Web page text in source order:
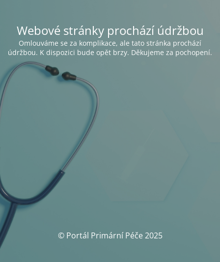
Webové stránky prochází údržbou
Omlouváme se za komplikace, ale tato stránka prochází
údržbou. K dispozici bude opět brzy. Děkujeme za pochopení.
© Portál Primární Péče 2025